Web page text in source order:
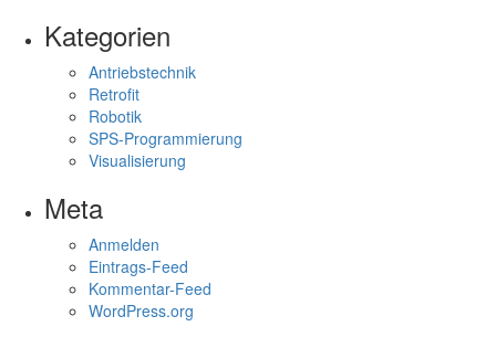
Kategorien
Antriebstechnik
Retrofit
Robotik
SPS-Programmierung
Visualisierung
Meta
Anmelden
Eintrags-Feed
Kommentar-Feed
WordPress.org